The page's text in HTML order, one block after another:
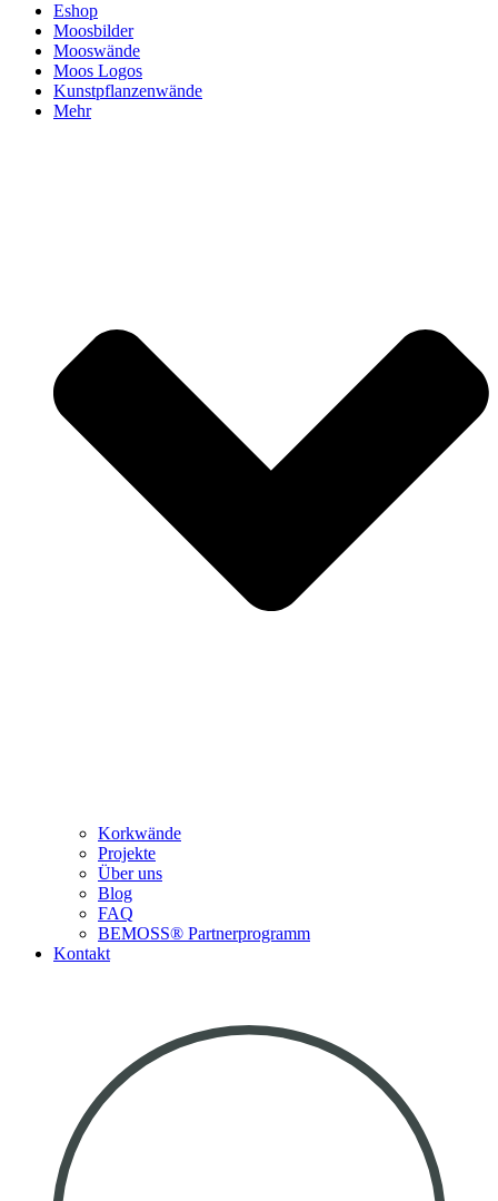
Eshop
Moosbilder
Mooswände
Moos Logos
Kunstpflanzenwände
Mehr
Korkwände
Projekte
Über uns
Blog
FAQ
BEMOSS® Partnerprogramm​
Kontakt